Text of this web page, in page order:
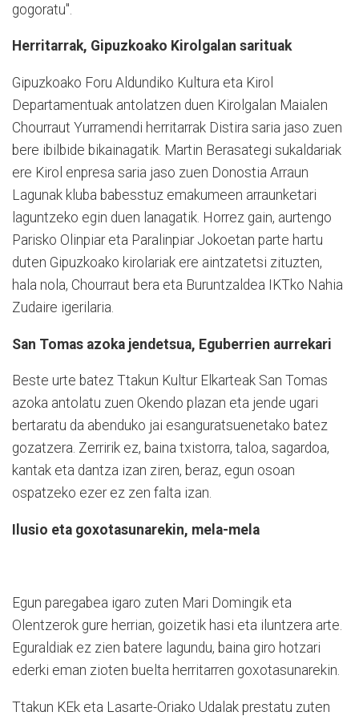
gogoratu".
Herritarrak, Gipuzkoako Kirolgalan sarituak
Gipuzkoako Foru Aldundiko Kultura eta Kirol
Departamentuak antolatzen duen Kirolgalan Maialen
Chourraut Yurramendi herritarrak Distira saria jaso zuen
bere ibilbide bikainagatik. Martin Berasategi sukaldariak
ere Kirol enpresa saria jaso zuen Donostia Arraun
Lagunak kluba babesstuz emakumeen arraunketari
laguntzeko egin duen lanagatik. Horrez gain, aurtengo
Parisko Olinpiar eta Paralinpiar Jokoetan parte hartu
duten Gipuzkoako kirolariak ere aintzatetsi zituzten,
hala nola, Chourraut bera eta Buruntzaldea IKTko Nahia
Zudaire igerilaria.
San Tomas azoka jendetsua, Eguberrien aurrekari
Beste urte batez Ttakun Kultur Elkarteak San Tomas
azoka antolatu zuen Okendo plazan eta jende ugari
bertaratu da abenduko jai esanguratsuenetako batez
gozatzera. Zerririk ez, baina txistorra, taloa, sagardoa,
kantak eta dantza izan ziren, beraz, egun osoan
ospatzeko ezer ez zen falta izan.
Ilusio eta goxotasunarekin, mela-mela
Egun paregabea igaro zuten Mari Domingik eta
Olentzerok gure herrian, goizetik hasi eta iluntzera arte.
Eguraldiak ez zien batere lagundu, baina giro hotzari
ederki eman zioten buelta herritarren goxotasunarekin.
Ttakun KEk eta Lasarte-Oriako Udalak prestatu zuten